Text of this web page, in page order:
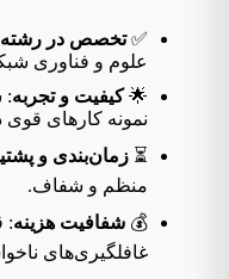
✅تخصص در رشته
علوم و فناوری
🌟کیفیت و تجربه
نمونه کارهای قوی
⏳ زمان‌بندی و
منظم و شفاف.
💰 شفافیت هزینه:
غافلگیری‌های